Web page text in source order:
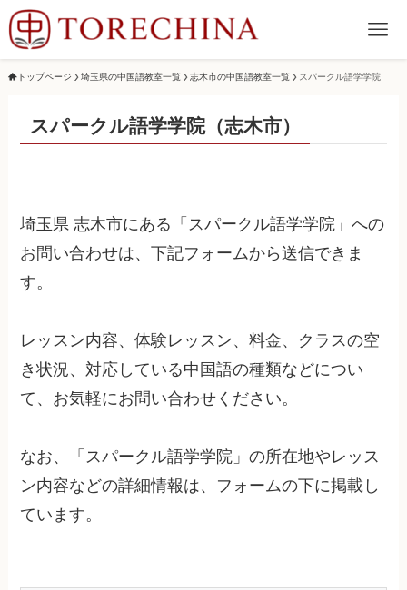
トップページ 埼玉県の中国語教室一覧 志木市の中国語教室一覧 スパークル語学学院
スパークル語学学院（志木市）
埼玉県 志木市にある「スパークル語学学院」への
お問い合わせは、下記フォームから送信できま
す。
レッスン内容、体験レッスン、料金、クラスの空
き状況、対応している中国語の種類などについ
て、お気軽にお問い合わせください。
なお、「スパークル語学学院」の所在地やレッス
ン内容などの詳細情報は、フォームの下に掲載し
ています。